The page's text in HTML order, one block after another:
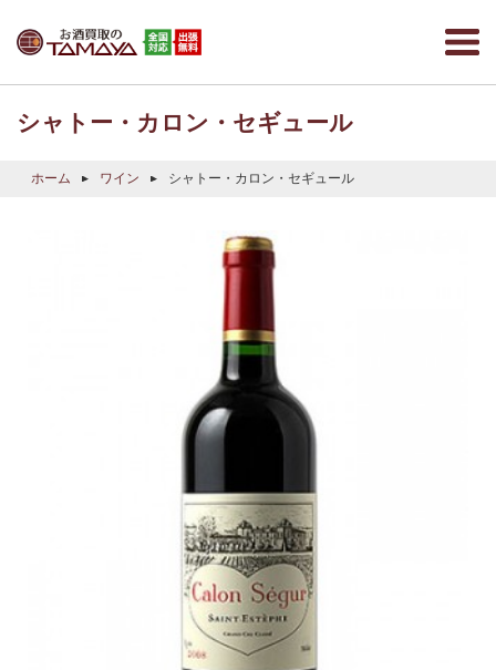
シャトー・カロン・セギュール
ホーム ワイン シャトー・カロン・セギュール